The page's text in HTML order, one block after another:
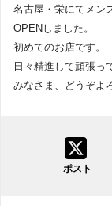
名古屋・栄にてメン
OPENしました。
初めてのお店です。
日々精進して頑張っ
みなさま、どうぞよ
ポスト